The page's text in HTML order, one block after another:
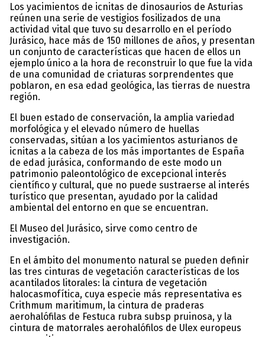
Los yacimientos de icnitas de dinosaurios de Asturias
reúnen una serie de vestigios fosilizados de una
actividad vital que tuvo su desarrollo en el período
Jurásico, hace más de 150 millones de años, y presentan
un conjunto de características que hacen de ellos un
ejemplo único a la hora de reconstruir lo que fue la vida
de una comunidad de criaturas sorprendentes que
poblaron, en esa edad geológica, las tierras de nuestra
región.
El buen estado de conservación, la amplia variedad
morfológica y el elevado número de huellas
conservadas, sitúan a los yacimientos asturianos de
icnitas a la cabeza de los más importantes de España
de edad jurásica, conformando de este modo un
patrimonio paleontológico de excepcional interés
científico y cultural, que no puede sustraerse al interés
turístico que presentan, ayudado por la calidad
ambiental del entorno en que se encuentran.
El Museo del Jurásico, sirve como centro de
investigación.
En el ámbito del monumento natural se pueden definir
las tres cinturas de vegetación características de los
acantilados litorales: la cintura de vegetación
halocasmofítica, cuya especie más representativa es
Crithmum maritimum, la cintura de praderas
aerohalófilas de Festuca rubra subsp pruinosa, y la
cintura de matorrales aerohalófilos de Ulex europeus